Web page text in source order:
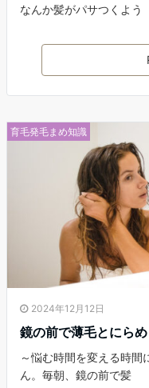
なんか髪がパサつくよう
育毛発毛まめ知識
2024年12月12日
鏡の前で薄毛とにら
～悩む時間を変える時
ん。毎朝、鏡の前で髪